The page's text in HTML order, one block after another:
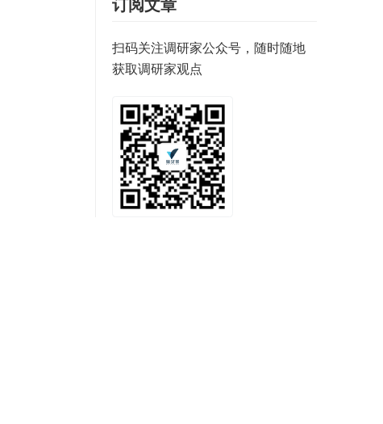
订阅文章
扫码关注调研家公众号，随时随地
获取调研家观点